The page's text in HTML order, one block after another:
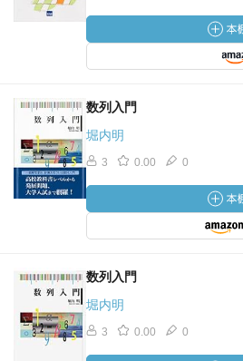
数列入門
堀内明
3 0.00 0
数列入門
堀内明
3 0.00 0